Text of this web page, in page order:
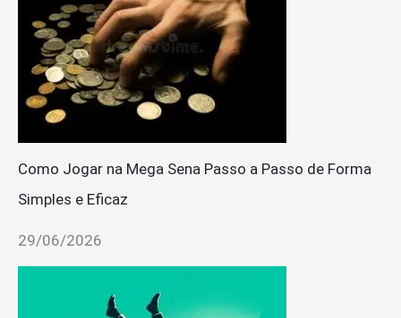
Como Jogar na Mega Sena Passo a Passo de Forma
Simples e Eficaz
29/06/2026